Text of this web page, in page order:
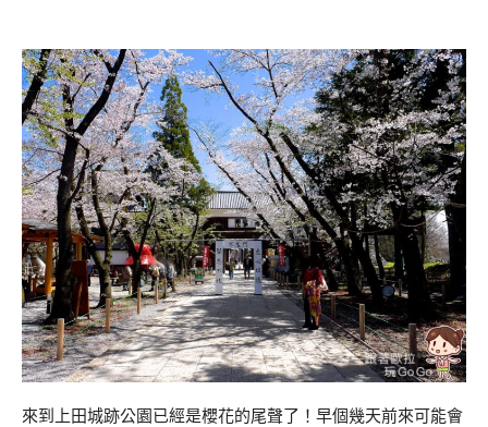
來到上田城跡公園已經是櫻花的尾聲了！早個幾天前來可能會